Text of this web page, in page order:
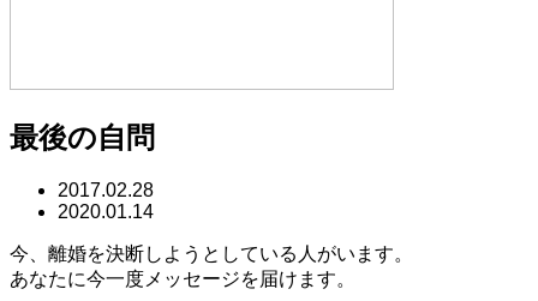
最後の自問
2017.02.28
2020.01.14
今、離婚を決断しようとしている人がいます。
あなたに今一度メッセージを届けます。